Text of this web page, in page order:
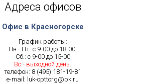
Адреса офисов
Офис в Красногорске
График работы:
Пн - Пт: с 9-00 до 18-00,
Сб.: с 9-00 до 15-00
Вс.- выходной день.
телефон: 8 (495) 181-19-81
e-mail: luk-opttorg@bk.ru